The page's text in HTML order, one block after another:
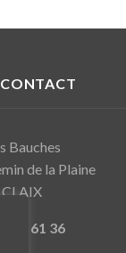
Bauches
de la Plaine
98 61 36